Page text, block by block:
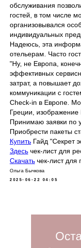
обслуживания
гостей, в том числе
организовывался
индивидуальных
Надеюсь, эта
отельерам. Часто
"Ну, не Европа,
эффективных
затрат, а повышает
коммуникации с
Check-in в Европе.
Греции,
Принимаю заявки по
Приобрести пакеты
Купить Гайд "Секрет
Здесь чек-лист для
Скачать чек-лист для
Ольга Бычкова
2025-06-22 04:05